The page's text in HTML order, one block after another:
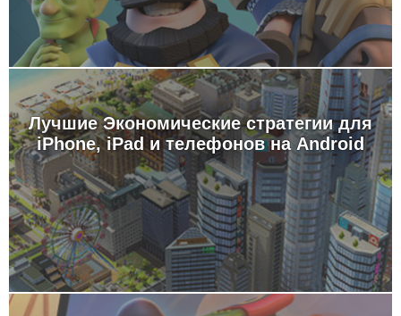
Лучшие Экономические стратегии для
iPhone, iPad и телефонов на Android